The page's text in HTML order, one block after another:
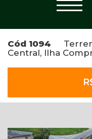
Cód 1094
Central, Ilha